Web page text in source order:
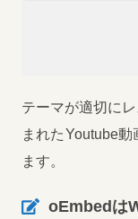
テーマが適切に
まれたYoutube
ます。
oEmbedは